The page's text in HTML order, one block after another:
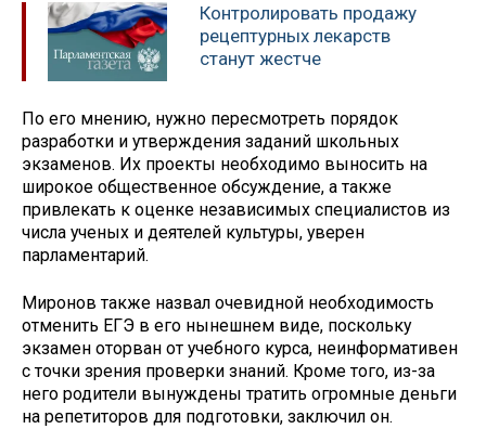
Контролировать продажу
рецептурных лекарств
станут жестче
По его мнению, нужно пересмотреть порядок
разработки и утверждения заданий школьных
экзаменов. Их проекты необходимо выносить на
широкое общественное обсуждение, а также
привлекать к оценке независимых специалистов из
числа ученых и деятелей культуры, уверен
парламентарий.
Миронов также назвал очевидной необходимость
отменить ЕГЭ в его нынешнем виде, поскольку
экзамен оторван от учебного курса, неинформативен
с точки зрения проверки знаний. Кроме того, из-за
него родители вынуждены тратить огромные деньги
на репетиторов для подготовки, заключил он.